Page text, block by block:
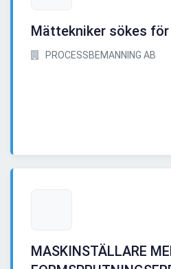
Mättekniker sökes
PROCESSBEMANNING AB
MASKINSTÄLLARE